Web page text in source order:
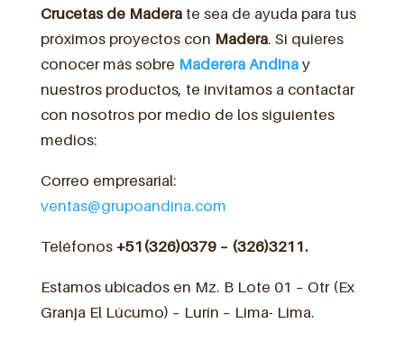
Crucetas de Madera te sea de ayuda para tus
próximos proyectos con Madera. Si quieres
conocer más sobre Maderera Andinay
nuestros productos, te invitamos a contactar
con nosotros por medio de los siguientes
medios:
Correo empresarial:
ventas@grupoandina.com
Teléfonos +51(326)0379 – (326)3211.
Estamos ubicados en Mz. B Lote 01 – Otr (Ex
Granja El Lúcumo) – Lurín – Lima- Lima.